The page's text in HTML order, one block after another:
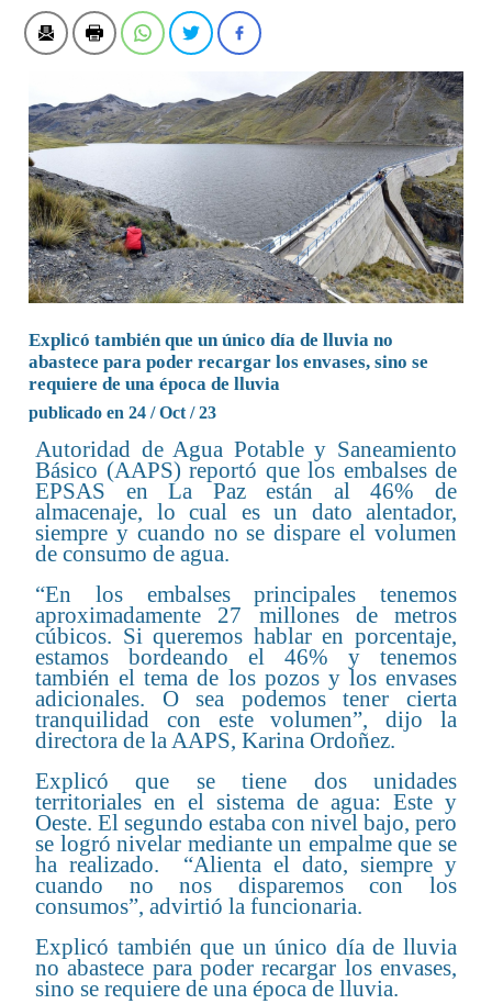
Explicó también que un único día de lluvia no
abastece para poder recargar los envases, sino se
requiere de una época de lluvia
publicado en 24 / Oct / 23
Autoridad de Agua Potable y Saneamiento
Básico (AAPS) reportó que los embalses de
EPSAS en La Paz están al 46% de
almacenaje, lo cual es un dato alentador,
siempre y cuando no se dispare el volumen
de consumo de agua.
“En los embalses principales tenemos
aproximadamente 27 millones de metros
cúbicos. Si queremos hablar en porcentaje,
estamos bordeando el 46% y tenemos
también el tema de los pozos y los envases
adicionales. O sea podemos tener cierta
tranquilidad con este volumen”, dijo la
directora de la AAPS, Karina Ordoñez.
Explicó que se tiene dos unidades
territoriales en el sistema de agua: Este y
Oeste. El segundo estaba con nivel bajo, pero
se logró nivelar mediante un empalme que se
ha realizado. “Alienta el dato, siempre y
cuando no nos disparemos con los
consumos”, advirtió la funcionaria.
Explicó también que un único día de lluvia
no abastece para poder recargar los envases,
sino se requiere de una época de lluvia.